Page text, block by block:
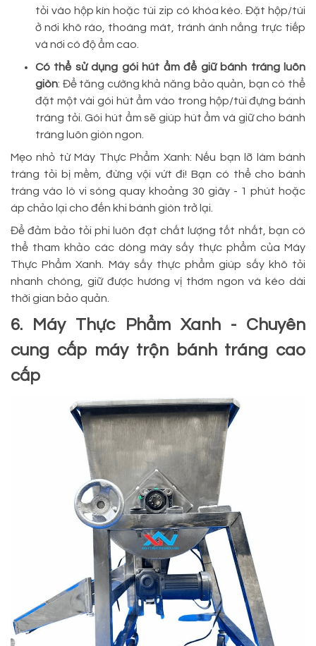
tỏi vào hộp kín hoặc túi zip có khóa kéo. Đặt hộp/túi
ở nơi khô ráo, thoáng mát, tránh ánh nắng trực tiếp
và nơi có độ ẩm cao.
Có thể sử dụng gói hút ẩm để giữ bánh tráng luôn
giòn: Để tăng cường khả năng bảo quản, bạn có thể
đặt một vài gói hút ẩm vào trong hộp/túi đựng bánh
tráng tỏi. Gói hút ẩm sẽ giúp hút ẩm và giữ cho bánh
tráng luôn giòn ngon.
Mẹo nhỏ từ Máy Thực Phẩm Xanh: Nếu bạn lỡ làm bánh
tráng tỏi bị mềm, đừng vội vứt đi! Bạn có thể cho bánh
tráng vào lò vi sóng quay khoảng 30 giây - 1 phút hoặc
áp chảo lại cho đến khi bánh giòn trở lại.
Để đảm bảo tỏi phi luôn đạt chất lượng tốt nhất, bạn có
thể tham khảo các dòng máy sấy thực phẩm của Máy
Thực Phẩm Xanh. Máy sấy thực phẩm giúp sấy khô tỏi
nhanh chóng, giữ được hương vị thơm ngon và kéo dài
thời gian bảo quản.
6. Máy Thực Phẩm Xanh - Chuyên
cung cấp máy trộn bánh tráng cao
cấp